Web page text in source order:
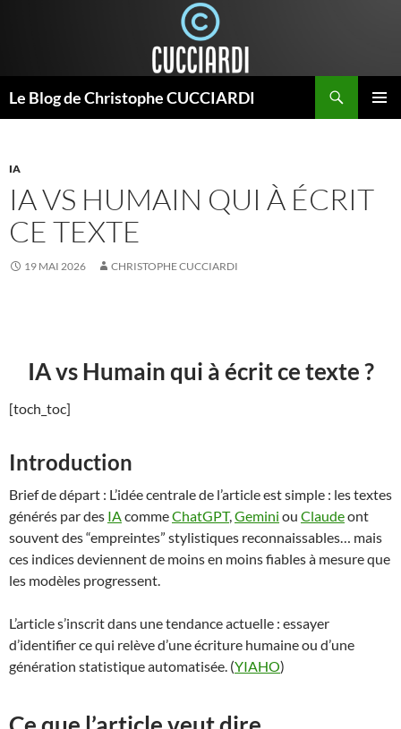
Le Blog de Christophe CUCCIARDI
IA
IA VS HUMAIN QUI À ÉCRIT
CE TEXTE
19 MAI 2026 CHRISTOPHE CUCCIARDI
IA vs Humain qui à écrit ce texte ?
[toch_toc]
Introduction
Brief de départ : L’idée centrale de l’article est simple : les textes
générés par des IAcommeChatGPT,Gemini ou Claudeont
souvent des “empreintes” stylistiques reconnaissables… mais
ces indices deviennent de moins en moins fiables à mesure que
les modèles progressent.
L’article s’inscrit dans une tendance actuelle : essayer
d’identifier ce qui relève d’une écriture humaine ou d’une
génération statistique automatisée. (YIAHO)